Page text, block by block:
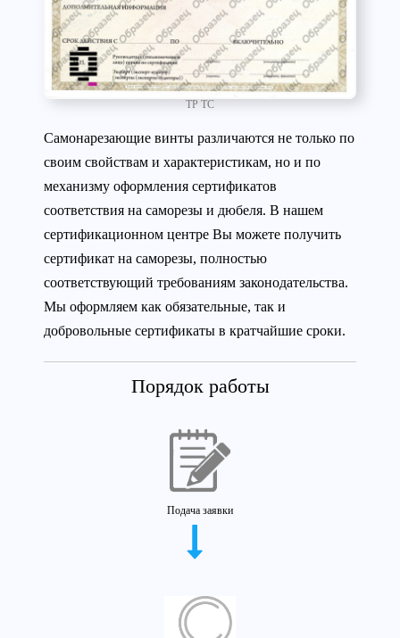
ТР ТС
Самонарезающие винты различаются не только по
своим свойствам и характеристикам, но и по
механизму оформления сертификатов
соответствия на саморезы и дюбеля. В нашем
сертификационном центре Вы можете получить
сертификат на саморезы, полностью
соответствующий требованиям законодательства.
Мы оформляем как обязательные, так и
добровольные сертификаты в кратчайшие сроки.
Порядок работы
Подача заявки